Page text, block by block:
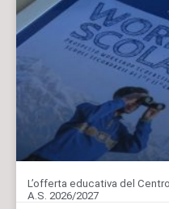
L’offerta educativa del
A.S. 2026/2027